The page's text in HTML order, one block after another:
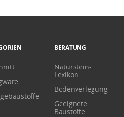
BERATUNG
Naturstein-
Lexikon
Bodenverlegung
Geeignete
Baustoffe